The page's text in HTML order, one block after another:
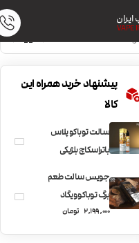
VAPE
پیشنهاد خرید همراه این
کالا
سالت توباکو پلاس
باتراسکاچ بلژیکی
Tobacco Plus
Belgian
جویس سالت طعم
برگ توباکو ویگاد
VGOD SaltNic Dry
2,199,000 تومان